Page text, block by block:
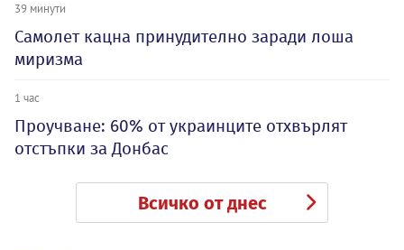
39 минути
Самолет кацна принудително заради лоша
миризма
1 час
Проучване: 60% от украинците отхвърлят
отстъпки за Донбас
Всичко от днес